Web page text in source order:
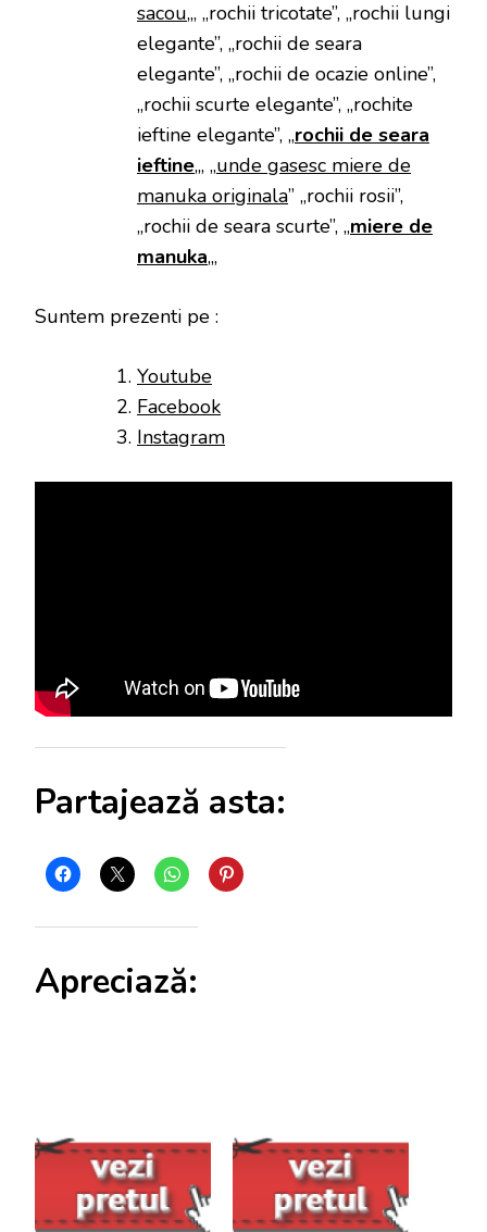
sacou„, „rochii tricotate”, „rochii lungi
elegante”, „rochii de seara
elegante”, „rochii de ocazie online”,
„rochii scurte elegante”, „rochite
ieftine elegante”, „rochii de seara
ieftine„, „unde gasesc miere de
manuka originala” „rochii rosii”,
„rochii de seara scurte”, „miere de
manuka„,
Suntem prezenti pe :
Youtube
Facebook
Instagram
Partajează asta:
Apreciază: